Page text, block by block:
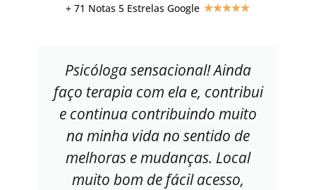
+ 71 Notas 5 Estrelas Google ★★★★★
Psicóloga sensacional! Ainda
faço terapia com ela e, contribui
e continua contribuindo muito
na minha vida no sentido de
melhoras e mudanças. Local
muito bom de fácil acesso,